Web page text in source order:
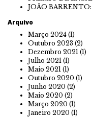
JOÃO
Arquivo
Março 2024 (1)
Outubro 2023 (2)
Dezembro 2021 (1)
Julho 2021 (1)
Maio 2021 (1)
Outubro 2020 (1)
Junho 2020 (2)
Maio 2020 (2)
Março 2020 (1)
Janeiro 2020 (1)